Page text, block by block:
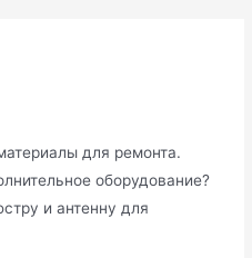
для ремонта.
оборудование?
и антенну для